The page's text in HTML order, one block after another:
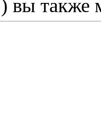
вы также